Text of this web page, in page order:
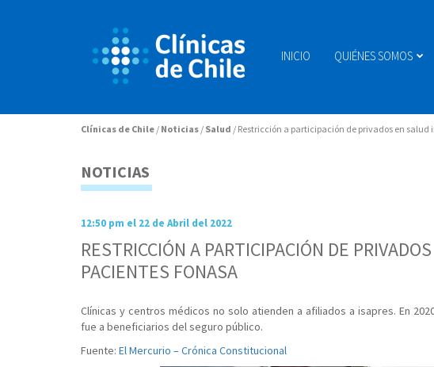
INICIO QUIÉNES SOMOS
Clínicas de Chile / Noticias / Salud / Restricción a participación de privados en
NOTICIAS
12:50 pm el 22 de Abril del 2022
RESTRICCIÓN A PARTICIPACIÓN DE
PACIENTES FONASA
Clínicas y centros médicos no solo atienden a afiliados a isapres. En
fue a beneficiarios del seguro público.
Fuente: El Mercurio – Crónica Constitucional